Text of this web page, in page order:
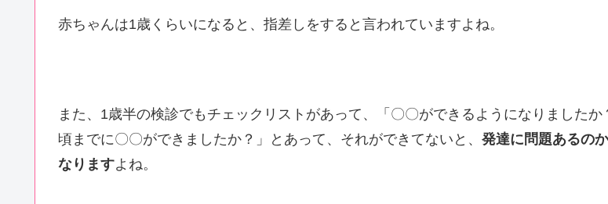
赤ちゃんは1歳くらいになると、指差しをすると言われていますよね。
また、1歳半の検診でもチェックリストがあって、「〇〇ができるようになりましたか
頃までに〇〇ができましたか？」とあって、それができてないと、 発達に問題あるの
なりますよね。